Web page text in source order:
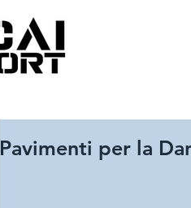
Pavimenti per la